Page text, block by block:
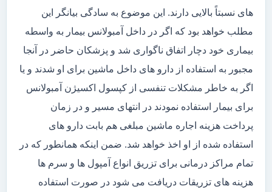
های نسبتاً بالایی دارند. این موضوع به سادگی بیانگر این
مطلب خواهد بود که اگر در داخل آمبولانس بیمار به واسطه
بیماری خود دچار اتفاق ناگواری شد و پزشکان حاضر در آنجا
مجبور به استفاده از دارو های داخل ماشین برای او شدند و یا
اگر به خاطر مشکلات تنفسی از کپسول اکسیژن آمبولانس
برای بیمار استفاده نمودند در انتهای مسیر و در زمان
پرداخت هزینه اجاره ماشین مبلغی هم بابت دارو های
استفاده شده از او اخذ خواهد شد. ضمن اینکه همانطور که در
تمام مراکز درمانی برای تزریق انواع آمپول ها و سرم ها
هزینه های تزریقات دریافت می شود در صورت استفاده